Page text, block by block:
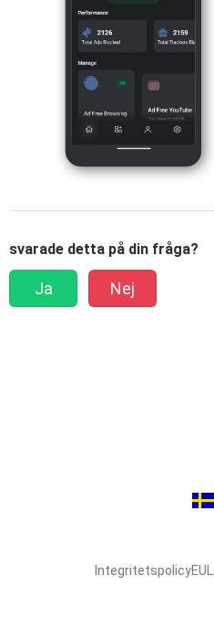
svarade detta på din fråga?
Ja Nej
Integritetspolicy